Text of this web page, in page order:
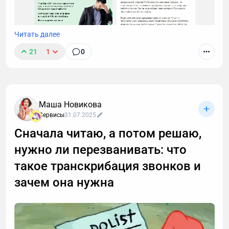
Читать далее
21 1 0
Маша Новикова
Сервисы31.07.2025
Сначала читаю, а потом решаю,
нужно ли перезванивать: что
такое транскрибация звонков и
зачем она нужна